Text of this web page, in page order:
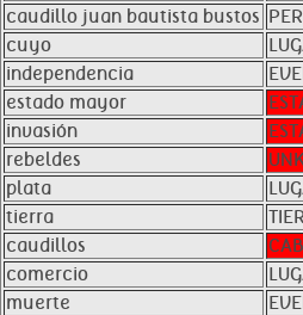
caudillo juan bautista bustos
cuyo
independencia
estado mayor
invasión
rebeldes
plata
tierra
caudillos
comercio
muerte